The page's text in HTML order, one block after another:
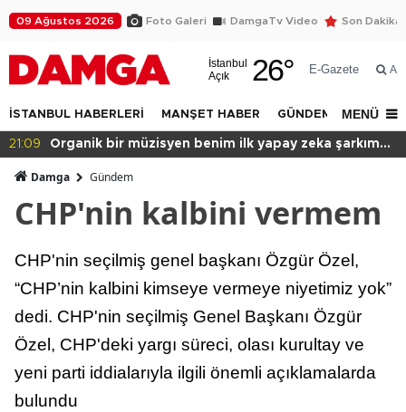
09 Ağustos 2026 Foto Galeri DamgaTv Video Son Dakika
İstanbul
Açık
26° E-Gazete Ara
İSTANBUL HABERLERİ MANŞET HABER GÜNDEM DÜNYA
MENÜ
20:49 Başkan var binası yok!
Damga Gündem
CHP'nin kalbini vermem
CHP'nin seçilmiş genel başkanı Özgür Özel,
“CHP’nin kalbini kimseye vermeye niyetimiz yok”
dedi. CHP'nin seçilmiş Genel Başkanı Özgür
Özel, CHP'deki yargı süreci, olası kurultay ve
yeni parti iddialarıyla ilgili önemli açıklamalarda
bulundu